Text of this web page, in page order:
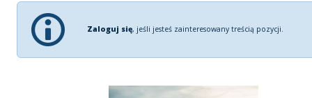
Zaloguj się, jeśli jesteś zainteresowany treścią pozycji.